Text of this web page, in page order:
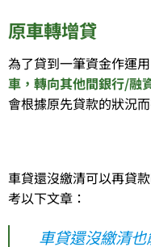
原車轉增貸
為了貸到一筆資金作運用
車，轉向其他間銀行/融
會根據原先貸款的狀況
車貸還沒繳清可以再貸
考以下文章：
車貸還沒繳清